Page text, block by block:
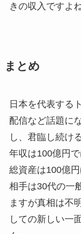
きの収入ですよね
まとめ
日本を代表する
配信など話題に
し、君臨し続け
年収は100億円
総資産は100億
相手は30代の一
ますが真相は不
しての新しい一